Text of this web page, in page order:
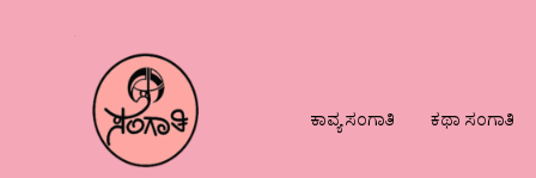
ಕಾವ್ಯ ಸಂಗಾತಿ ಕಥಾ ಸಂಗಾತಿ